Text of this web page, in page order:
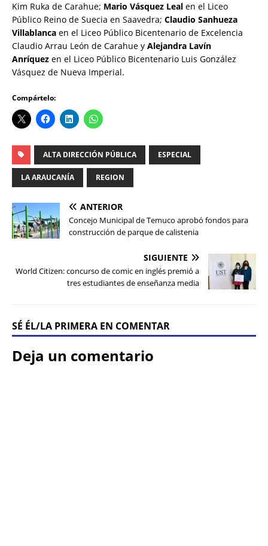
Kim Ruka de Carahue; Mario Vásquez Leal en el Liceo
Público Reino de Suecia en Saavedra; Claudio Sanhueza
Villablanca en el Liceo Público Bicentenario de Excelencia
Claudio Arrau León de Carahue y Alejandra Lavín
Anríquez en el Liceo Público Bicentenario Luis González
Vásquez de Nueva Imperial.
Compártelo:
ALTA DIRECCIÓN PÚBLICA ESPECIAL
LA ARAUCANÍA REGION
ANTERIOR
Concejo Municipal de Temuco aprobó fondos para
construcción de parque de calistenia
SIGUIENTE
World Citizen: concurso de comic en inglés premió a
tres estudiantes de enseñanza media
SÉ ÉL/LA PRIMERA EN COMENTAR
Deja un comentario